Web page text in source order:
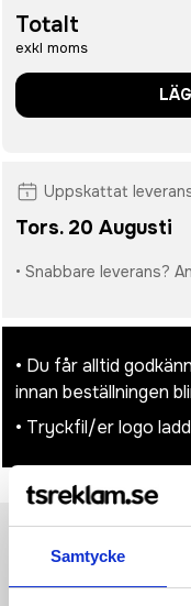
Samtycke
Totalt
exkl moms
Uppskattat
Tors. 20 Augusti
• Snabbare leverans?
• Du får alltid
innan beställningen
• Tryckfil/er logo
Produktinformation